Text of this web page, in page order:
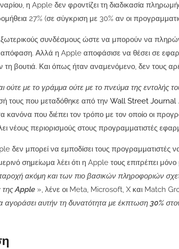
η Apple δεν φροντίζει τη διαδικασία
27% (σε σύγκριση με 30% αν οι
συνδέσμους ώστε να μπορούν να
απόφαση. Αλλά η Apple αποφάσισε να θέσει σε
βουτιά. Και όπως ήταν αναμενόμενο, δεν τους
με το γράμμα ούτε με το πνεύμα της εντολής
τους που μεταδόθηκε από την Wall Street Journal
κανόνα που διέπει τον τρόπο με τον οποίο οι
νέους περιορισμούς στους προγραμματιστές
δεν μπορεί να εμποδίσει τους
σημείωμα λέει ότι η Apple τους επιτρέπει μόνο
ακόμη και των πιο βασικών πληροφοριών
της Apple », λένε οι Meta, Microsoft, X και Match
αγοράσει αυτήν τη δυνατότητα με έκπτωση 30%